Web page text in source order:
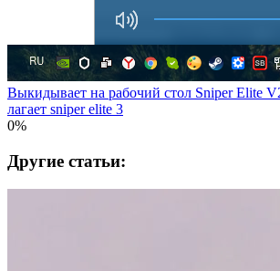
Выкидывает на рабочий стол Sniper Elite
лагает sniper elite 3
0%
Другие статьи: